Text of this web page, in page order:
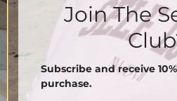
Join The
Subscribe and receive
purchase.